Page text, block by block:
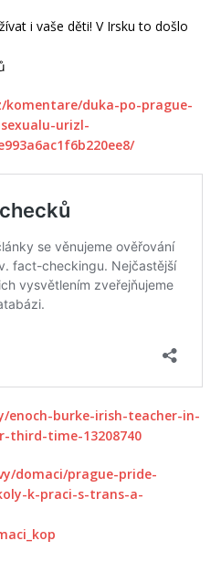
i vaše děti! V Irsku to došlo
duka-po-prague-
urizl-
enoch-burke-irish-teacher-in-
third-time-13208740
domaci/prague-pride-
k-praci-s-trans-a-